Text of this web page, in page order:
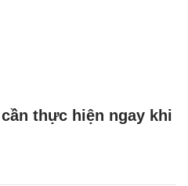
thực hiện ngay khi